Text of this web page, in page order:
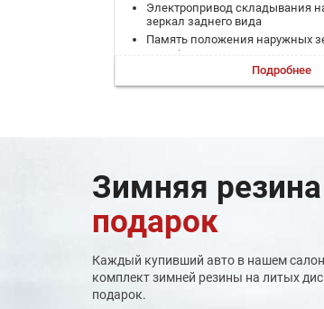
Электропривод складывания
зеркал заднего вида
Память положения наружных
вида + наклон наружных
при включении передачи
Система курсовой
преднатяжителями и
натяжения (с регулировкой по
механизм аварийной
Ремни безопасности сидений
преднатяжителями и
натяжения
Трехточечные ремни
третьего ряда
Подробнее
Зимняя резина
подарок
Каждый купивший авто в нашем
комплект зимней резины на литых
подарок.